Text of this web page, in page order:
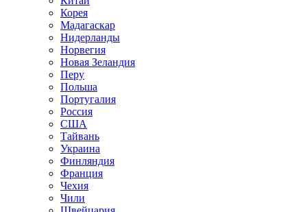
Корея
Мадагаскар
Нидерланды
Норвегия
Новая Зеландия
Перу
Польша
Португалия
Россия
США
Тайвань
Украина
Финляндия
Франция
Чехия
Чили